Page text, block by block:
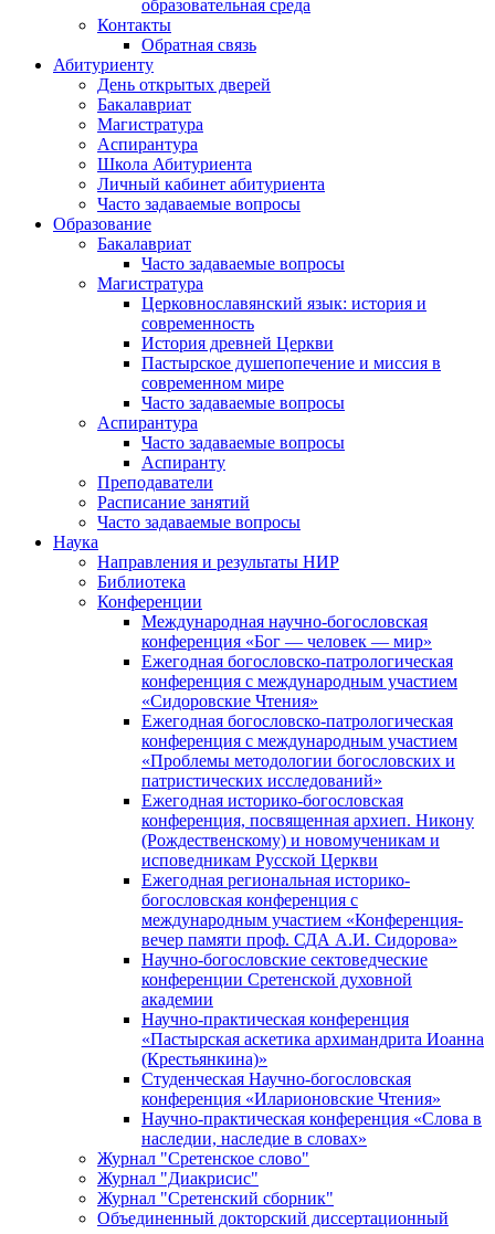
образовательная среда
Контакты
Обратная связь
Абитуриенту
День открытых дверей
Бакалавриат
Магистратура
Аспирантура
Школа Абитуриента
Личный кабинет абитуриента
Часто задаваемые вопросы
Образование
Бакалавриат
Часто задаваемые вопросы
Магистратура
Церковнославянский язык: история и
современность
История древней Церкви
Пастырское душепопечение и миссия в
современном мире
Часто задаваемые вопросы
Аспирантура
Часто задаваемые вопросы
Аспиранту
Преподаватели
Расписание занятий
Часто задаваемые вопросы
Наука
Направления и результаты НИР
Библиотека
Конференции
Международная научно-богословская
конференция «Бог — человек — мир»
Ежегодная богословско-патрологическая
конференция с международным участием
«Сидоровские Чтения»
Ежегодная богословско-патрологическая
конференция с международным участием
«Проблемы методологии богословских и
патристических исследований»
Ежегодная историко-богословская
конференция, посвященная архиеп. Никону
(Рождественскому) и новомученикам и
исповедникам Русской Церкви
Ежегодная региональная историко-
богословская конференция с
международным участием «Конференция-
вечер памяти проф. СДА А.И. Сидорова»
Научно-богословские сектоведческие
конференции Сретенской духовной
академии
Научно-практическая конференция
«Пастырская аскетика архимандрита Иоанна
(Крестьянкина)»
Студенческая Научно-богословская
конференция «Иларионовские Чтения»
Научно-практическая конференция «Cлова в
наследии, наследие в словах»
Журнал "Сретенское слово"
Журнал "Диакрисис"
Журнал "Сретенский сборник"
Объединенный докторский диссертационный